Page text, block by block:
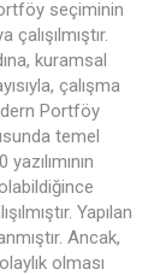
seçiminin
çalışılmıştır.
kuramsal
çalışma
Portföy
temel
Yapılan
Ancak,
olması